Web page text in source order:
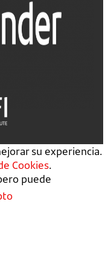
su experiencia.
Cookies.
puede